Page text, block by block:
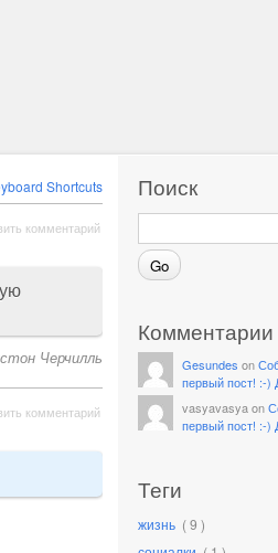
Поиск
Комментарии
Gesundes on
первый пост! :-)
vasyavasya on
первый пост! :-)
Теги
жизнь ( 9 )
Shortcuts
комментарий
Черчилль
комментарий